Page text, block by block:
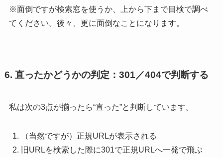
※面倒ですが検索窓を使うか、上から下まで目検で調べ
てください。後々、更に面倒なことになります。
6. 直ったかどうかの判定：301／404で判断する
私は次の3点が揃ったら“直った”と判断しています。
（当然ですが）正規URLが表示される
旧URLを検索した際に301で正規URLへ一発で飛ぶ